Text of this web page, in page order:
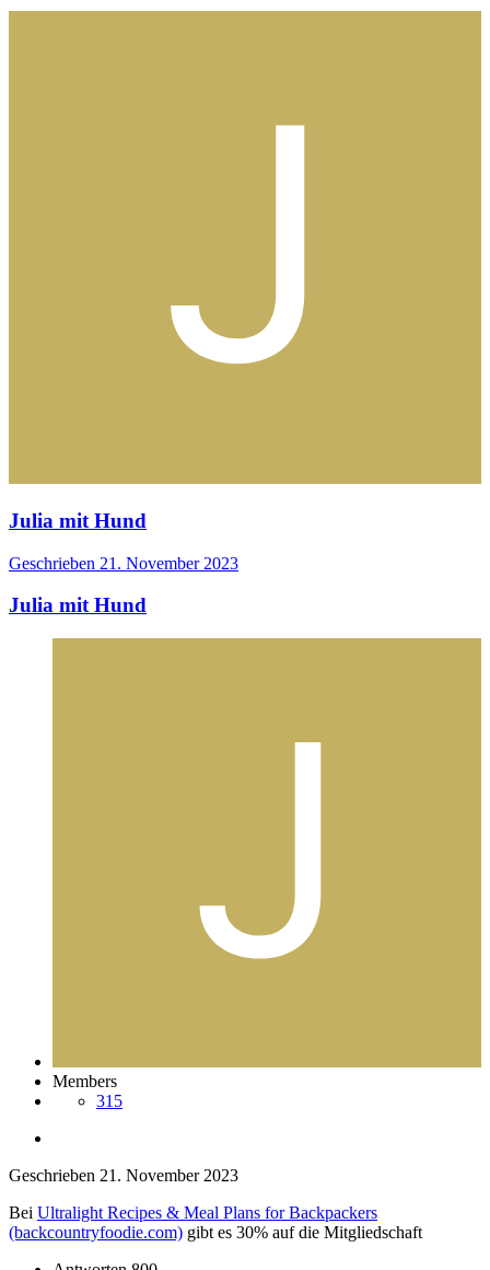
Julia mit Hund
Geschrieben 21. November 2023
Julia mit Hund
Members
315
Geschrieben 21. November 2023
Bei Ultralight Recipes & Meal Plans for Backpackers
(backcountryfoodie.com) gibt es 30% auf die Mitgliedschaft